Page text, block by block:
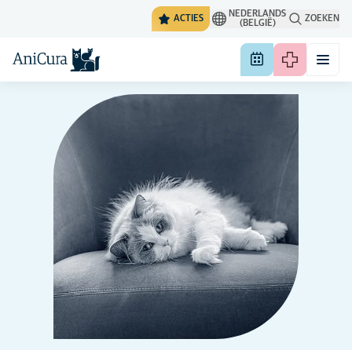
ACTIES
NEDERLANDS
(BELGIË)
ZOEKEN